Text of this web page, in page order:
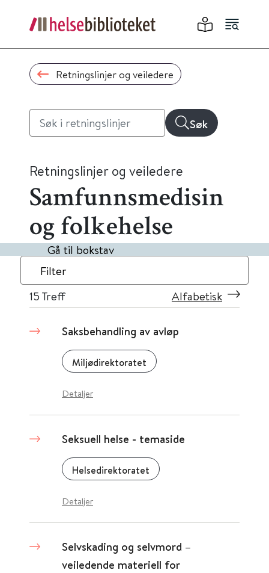
Retningslinjer og veiledere
Søk
Retningslinjer og veiledere
Samfunnsmedisin
og folkehelse
Gå til bokstav
Filter
15 Treff Alfabetisk
Saksbehandling av avløp
Miljødirektoratet
Detaljer
Seksuell helse - temaside
Helsedirektoratet
Detaljer
Selvskading og selvmord –
veiledende materiell for